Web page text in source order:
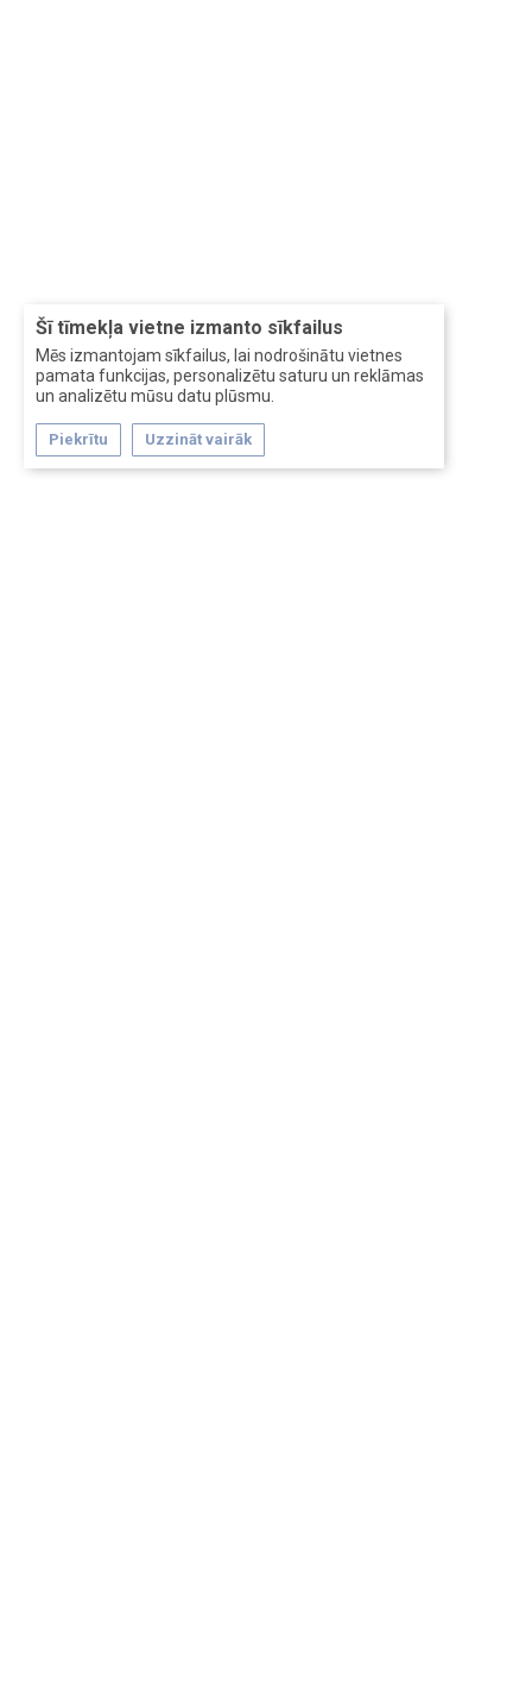
Šī tīmekļa vietne izmanto sīkfailus
Mēs izmantojam sīkfailus, lai nodrošinātu vietnes
pamata funkcijas, personalizētu saturu un reklāmas
un analizētu mūsu datu plūsmu.
Piekrītu Uzzināt vairāk